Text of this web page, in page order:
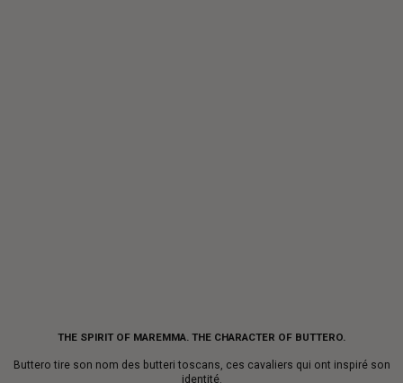
THE SPIRIT OF MAREMMA. THE CHARACTER OF BUTTERO.
Buttero tire son nom des butteri toscans, ces cavaliers qui ont inspiré son
identité.